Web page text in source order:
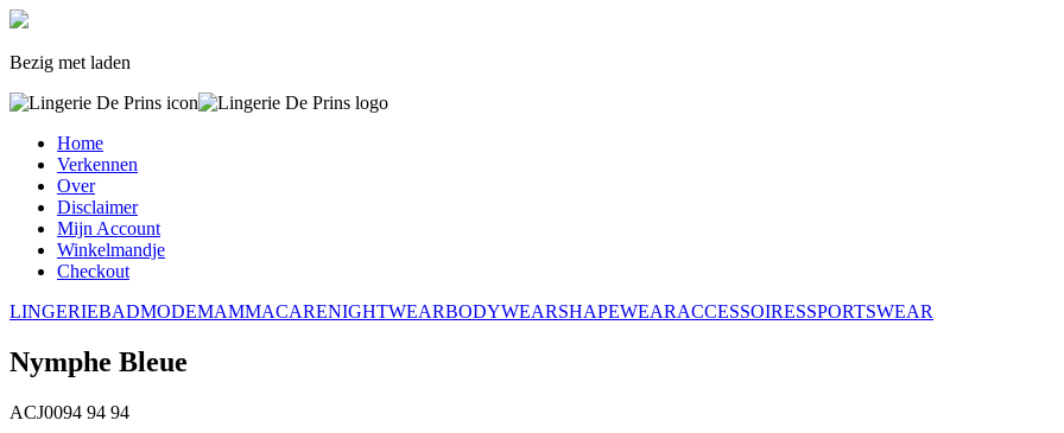
Bezig met laden
Home
Verkennen
Over
Disclaimer
Mijn Account
Winkelmandje
Checkout
LINGERIEBADMODEMAMMACARENIGHTWEARBODYWEARSHAPEWEARACCESSOIRESSPORTSWEAR
Nymphe Bleue
ACJ0094 94 94